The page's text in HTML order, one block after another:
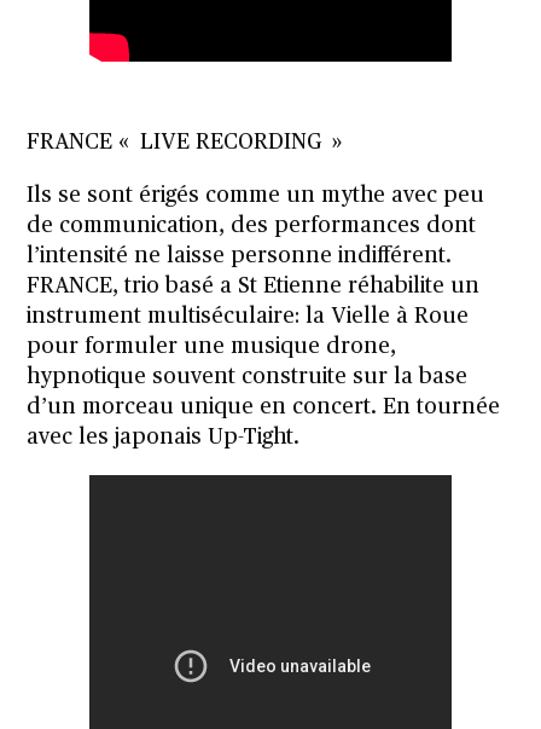
FRANCE « LIVE RECORDING »
Ils se sont érigés comme un mythe avec peu
de communication, des performances dont
l’intensité ne laisse personne indifférent.
FRANCE, trio basé a St Etienne réhabilite un
instrument multiséculaire: la Vielle à Roue
pour formuler une musique drone,
hypnotique souvent construite sur la base
d’un morceau unique en concert. En tournée
avec les japonais Up-Tight.